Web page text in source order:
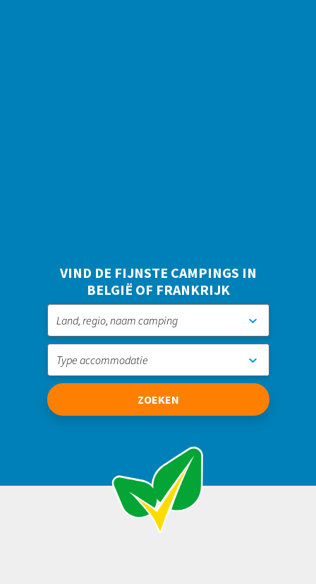
VIND DE FIJNSTE CAMPINGS IN
BELGIË OF FRANKRIJK
Land, regio, naam camping
Type accommodatie
ZOEKEN